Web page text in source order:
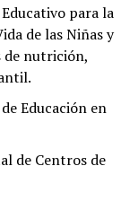
para la
de las Niñas y
de nutrición,
Educación en
de Centros de